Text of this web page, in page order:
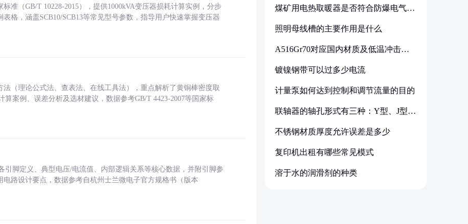
准（GB/T 10228-2015），提供1000kVA变压器损耗计算实例，分步
格，涵盖SCB10/SCB13等常见型号参数，指导用户快速掌握变压器
（理论公式法、查表法、在线工具法），重点解析了黄铜棒密度取
算案例、误差分析及选材建议，数据参考GB/T 4423-2007等国家标
引脚定义、典型电压/电流值、内部逻辑关系等核心数据，并附引脚参
路设计要点，数据参考自杭州士兰微电子官方规格书（版本
煤矿用电热取暖器是否符合防爆电气设
照明母线槽的主要作用是什么
A516Gr70对应国内材质及低温冲击要
镀镍钢带可以过多少电流
计量泵如何达到控制和调节流量的目的
联轴器的轴孔形式有三种：Y型、J型、
不锈钢材质厚度允许误差是多少
复印机出租有哪些常见模式
溶于水的润滑剂的种类